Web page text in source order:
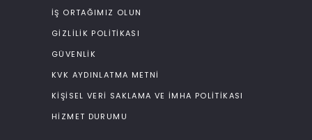
İŞ ORTAĞIMIZ OLUN
GIZLILIK POLITIKASI
GÜVENLIK
KVK AYDINLATMA METNI
KIŞISEL VERI SAKLAMA VE İMHA POLITIKASI
HIZMET DURUMU